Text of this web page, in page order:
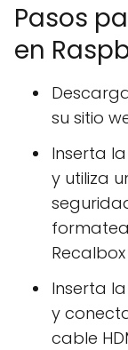
Pasos
en
su sitio
Inserta
y utiliza
Inserta
y
cable